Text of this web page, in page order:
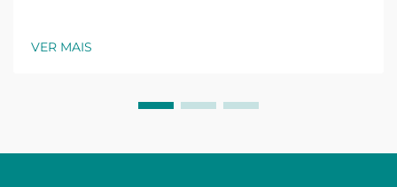
VER MAIS